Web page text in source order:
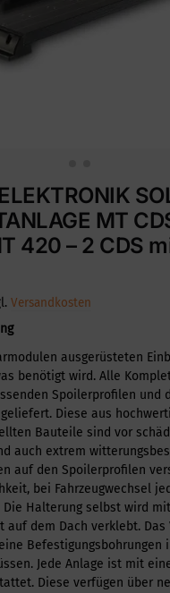
MT
420 – 2 CDS
Versandkosten
ausgerüsteten
benötigt wird. Alle
Spoilerprofilen und
Diese aus
Bauteile sind vor
auch extrem
auf den Spoilerprofilen
bei Fahrzeugwechsel
Die Halterung selbst wird
auf dem Dach verklebt.
Befestigungsbohrungen
Jede Anlage ist mit
Diese verfügen über